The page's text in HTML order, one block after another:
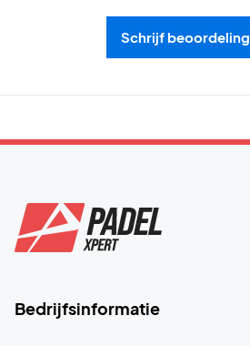
Schrijf beoordeling
Bedrijfsinformatie